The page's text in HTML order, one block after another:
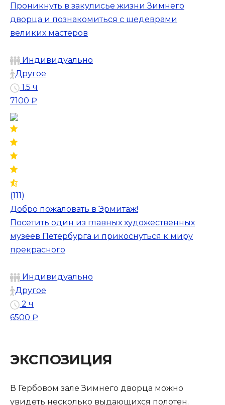
Проникнуть в закулисье жизни Зимнего
дворца и познакомиться с шедеврами
великих мастеров
Индивидуально
Другое
1.5 ч
7100 ₽
(111)
Добро пожаловать в Эрмитаж!
Посетить один из главных художественных
музеев Петербурга и прикоснуться к миру
прекрасного
Индивидуально
Другое
2 ч
6500 ₽
ЭКСПОЗИЦИЯ
В Гербовом зале Зимнего дворца можно
увидеть несколько выдающихся полотен.